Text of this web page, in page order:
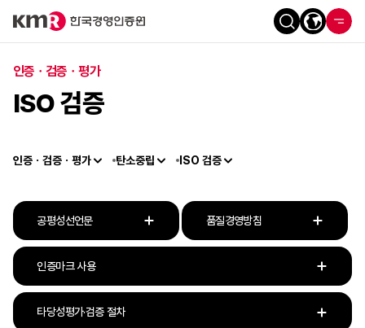
인증ㆍ검증ㆍ평가
ISO 검증
인증ㆍ검증ㆍ평가 탄소중립 ISO 검증
공평성선언문 품질경영방침
인증마크 사용
타당성평가·검증 절차